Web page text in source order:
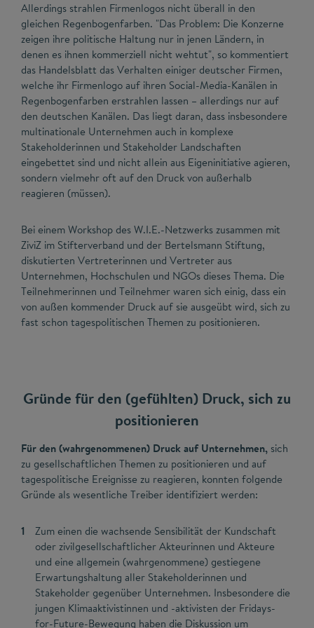
Allerdings strahlen Firmenlogos nicht überall in den
gleichen Regenbogenfarben. "Das Problem: Die Konzerne
zeigen ihre politische Haltung nur in jenen Ländern, in
denen es ihnen kommerziell nicht wehtut", so kommentiert
das Handelsblatt das Verhalten einiger deutscher Firmen,
welche ihr Firmenlogo auf ihren Social-Media-Kanälen in
Regenbogenfarben erstrahlen lassen – allerdings nur auf
den deutschen Kanälen. Das liegt daran, dass insbesondere
multinationale Unternehmen auch in komplexe
Stakeholderinnen und Stakeholder Landschaften
eingebettet sind und nicht allein aus Eigeninitiative agieren,
sondern vielmehr oft auf den Druck von außerhalb
reagieren (müssen).
Bei einem Workshop des W.I.E.-Netzwerks zusammen mit
ZiviZ im Stifterverband und der Bertelsmann Stiftung,
diskutierten Vertreterinnen und Vertreter aus
Unternehmen, Hochschulen und NGOs dieses Thema. Die
Teilnehmerinnen und Teilnehmer waren sich einig, dass ein
von außen kommender Druck auf sie ausgeübt wird, sich zu
fast schon tagespolitischen Themen zu positionieren.
Gründe für den (gefühlten) Druck, sich zu
positionieren
Für den (wahrgenommenen) Druck auf Unternehmen, sich
zu gesellschaftlichen Themen zu positionieren und auf
tagespolitische Ereignisse zu reagieren, konnten folgende
Gründe als wesentliche Treiber identifiziert werden:
Zum einen die wachsende Sensibilität der Kundschaft
oder zivilgesellschaftlicher Akteurinnen und Akteure
und eine allgemein (wahrgenommene) gestiegene
Erwartungshaltung aller Stakeholderinnen und
Stakeholder gegenüber Unternehmen. Insbesondere die
jungen Klimaaktivistinnen und -aktivisten der Fridays-
for-Future-Bewegung haben die Diskussion um